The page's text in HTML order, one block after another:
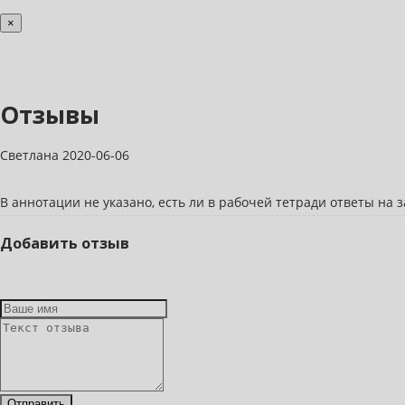
×
Отзывы
Светлана 2020-06-06
В аннотации не указано, есть ли в рабочей тетради ответы на
Добавить отзыв